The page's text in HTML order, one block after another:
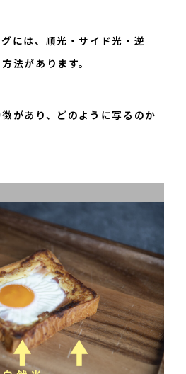
には、順光・サイド光・逆
法があります。
があり、どのように写るのか